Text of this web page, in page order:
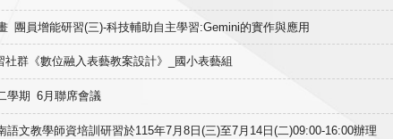
團員增能研習(三)-科技輔助自主學習:Gemini的實作與應用
社群《數位融入表藝教案設計》_國小表藝組
學期 6月聯席會議
語文教學師資培訓研習於115年7月8日(三)至7月14日(二)09:00-16:00辦理